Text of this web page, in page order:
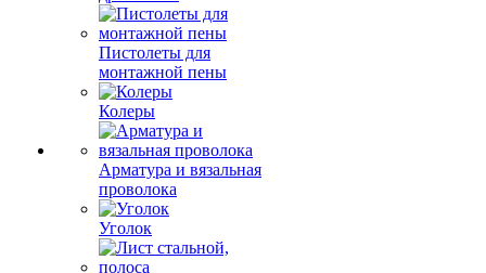
Пистолеты для
монтажной пены
Колеры
Арматура и вязальная
проволока
Уголок